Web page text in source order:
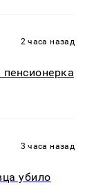
2 часа назад
3 часа назад
убило